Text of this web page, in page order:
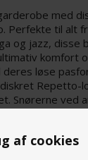
af cookies
med
Perfekte til alt
og jazz, disse
komfort
løse
Repetto-
Snørerne ved
jazzbukser, at